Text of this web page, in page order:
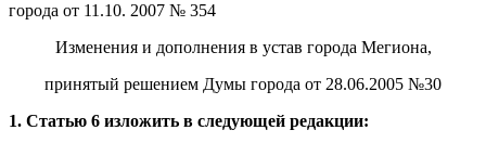
города от 11.10. 2007 № 354
Изменения и дополнения в устав города Мегиона,
принятый решением Думы города от 28.06.2005 №30
1. Статью 6 изложить в следующей редакции: